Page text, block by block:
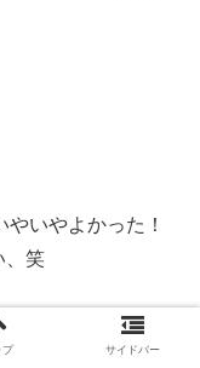
やいやよかった！
、笑
プ サイドバー